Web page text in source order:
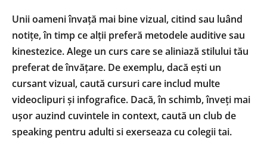
Unii oameni învață mai bine vizual, citind sau luând
notițe, în timp ce alții preferă metodele auditive sau
kinestezice. Alege un curs care se aliniază stilului tău
preferat de învățare. De exemplu, dacă ești un
cursant vizual, caută cursuri care includ multe
videoclipuri și infografice. Dacă, în schimb, înveți mai
ușor auzind cuvintele in context, caută un club de
speaking pentru adulti si exerseaza cu colegii tai.